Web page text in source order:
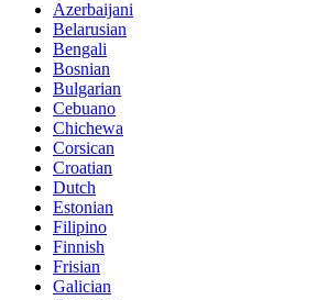
Azerbaijani
Belarusian
Bengali
Bosnian
Bulgarian
Cebuano
Chichewa
Corsican
Croatian
Dutch
Estonian
Filipino
Finnish
Frisian
Galician